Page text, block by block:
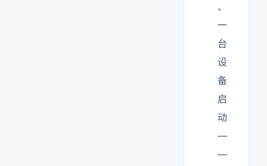
、
一
台
设
备
启
动
—
—